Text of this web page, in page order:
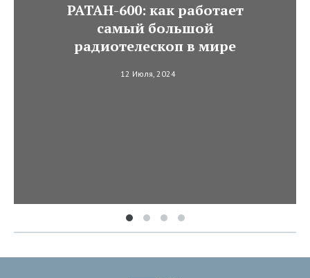
РАТАН-600: как работает
самый большой
радиотелескоп в мире
12 Июля, 2024